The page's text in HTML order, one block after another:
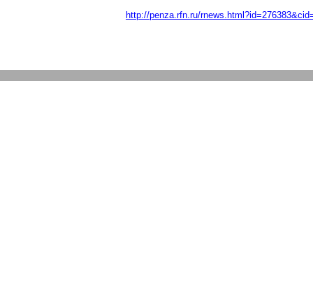
http://penza.rfn.ru/